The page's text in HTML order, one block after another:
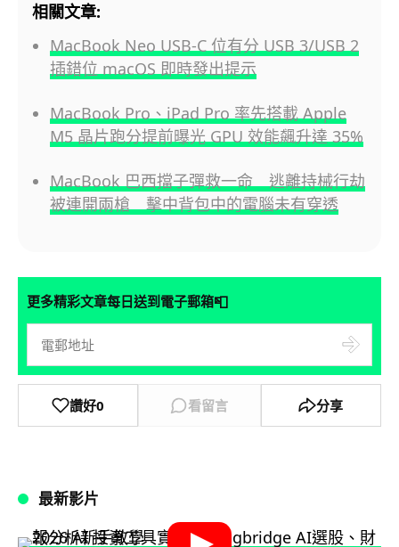
相關文章:
MacBook Neo USB-C 位有分 USB 3/USB 2
插錯位 macOS 即時發出提示
MacBook Pro、iPad Pro 率先搭載 Apple
M5 晶片跑分提前曝光 GPU 效能飆升達 35%
MacBook 巴西擋子彈救一命 逃離持械行劫
被連開兩槍 擊中背包中的電腦未有穿透
更多精彩文章每日送到電子郵箱📮
讚好0 看留言 分享
最新影片